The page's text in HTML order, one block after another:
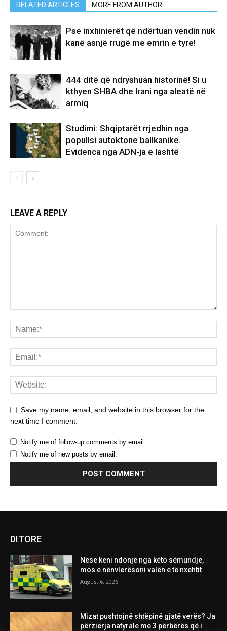
RELATED ARTICLES MORE FROM AUTHOR
Pse inxhinierët që ndërtuan vendin nuk
kanë asnjë rrugë me emrin e tyre!
444 ditë që ndryshuan historinë! Si u
kthyen SHBA dhe Irani nga aleatë në
armiq
Studimi: Shqiptarët rrjedhin nga
popullsi autoktone ballkanike.
Evidenca nga ADN-ja e lashtë
LEAVE A REPLY
Save my name, email, and website in this browser for the
next time I comment.
Notify me of follow-up comments by email.
Notify me of new posts by email.
DITORE
Nëse keni ndonjë nga këto sëmundje,
mos e nënvlerësoni valën e të nxehtit
August 6, 2026
Mizat pushtojnë shtëpinë gjatë verës? Ja
përzierja natyrale me 3 përbërës që i